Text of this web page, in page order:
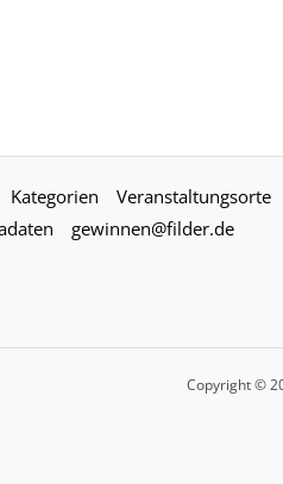
Kategorien Veranstaltungsorte
gewinnen@filder.de
Copyright ©